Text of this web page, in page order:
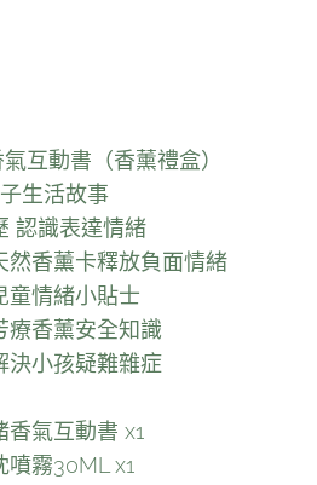
互動書（香薰禮盒）
生活故事
認識表達情緒
然香薰卡釋放負面情緒
童情緒小貼士
療香薰安全知識
決小孩疑難雜症
香氣互動書 x1
噴霧30ML x1